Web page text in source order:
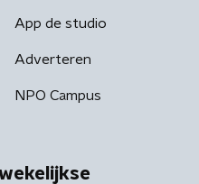
App de studio
Adverteren
NPO Campus